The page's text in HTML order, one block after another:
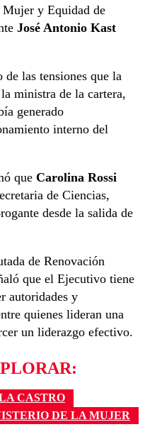
Mujer y Equidad de
José Antonio Kast
las tensiones que la
ministra de la cartera,
generado
interno del
que Carolina Rossi
de Ciencias,
desde la salida de
de Renovación
que el Ejecutivo tiene
autoridades y
quienes lideran una
un liderazgo efectivo.
CASTRO
DE LA MUJER